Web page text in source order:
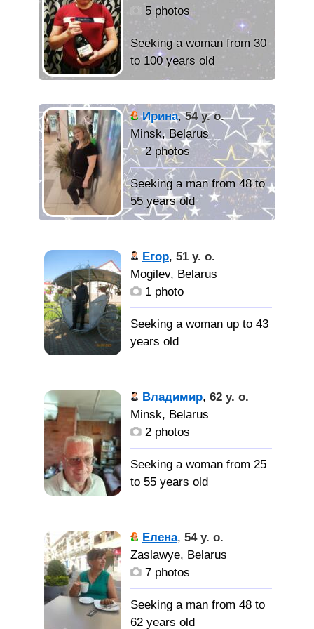
человека с которым
сможем понять друг
друга. Хочу Любить и
быть Любимой.
5 photos
Seeking a woman from 30
to 100 years old
какой есть!
Спутницу
жизни.
Ирина,54 y. o.
Minsk, Belarus
2 photos
Seeking a man from 48 to
55 years old
добрая, иногда вредная,
практически в любой
жизненной ситуации
Егор, 51 y. o.
Mogilev, Belarus
1 photo
Seeking a woman up to 43
years old
приятный милый и
опрятный ласковый
красивый добрый и
Женщину
Владимир, 62 y. o.
Minsk, Belarus
2 photos
Seeking a woman from 25
to 55 years old
жизнерадостный
веселый честный для
невнимательных мой
Не терплю лжи и
предательства. РСП,
Елена, 54 y. o.
Zaslawye, Belarus
7 photos
Seeking a man from 48 to
62 years old